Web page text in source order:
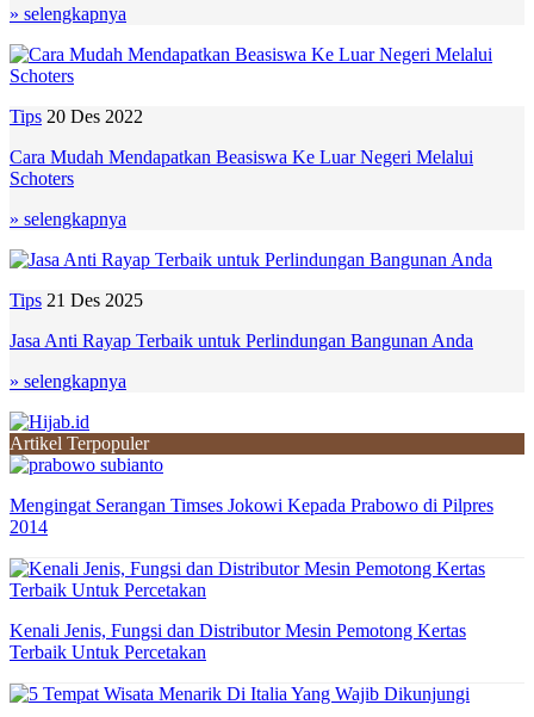
» selengkapnya
Tips 20 Des 2022
Cara Mudah Mendapatkan Beasiswa Ke Luar Negeri Melalui
Schoters
» selengkapnya
Tips 21 Des 2025
Jasa Anti Rayap Terbaik untuk Perlindungan Bangunan Anda
» selengkapnya
Artikel Terpopuler
Mengingat Serangan Timses Jokowi Kepada Prabowo di Pilpres
2014
Kenali Jenis, Fungsi dan Distributor Mesin Pemotong Kertas
Terbaik Untuk Percetakan